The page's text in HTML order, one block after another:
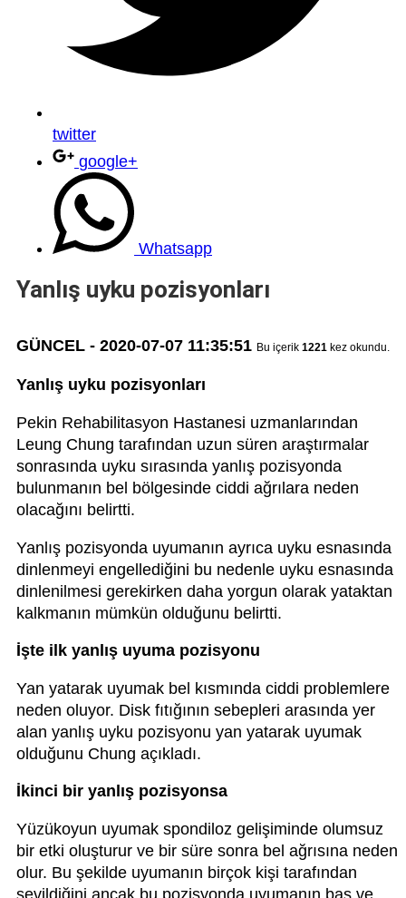
twitter
google+
Whatsapp
Yanlış uyku pozisyonları
GÜNCEL - 2020-07-07 11:35:51 Bu içerik 1221 kez okundu.
Yanlış uyku pozisyonları
Pekin Rehabilitasyon Hastanesi uzmanlarından
Leung Chung tarafından uzun süren araştırmalar
sonrasında uyku sırasında yanlış pozisyonda
bulunmanın bel bölgesinde ciddi ağrılara neden
olacağını belirtti.
Yanlış pozisyonda uyumanın ayrıca uyku esnasında
dinlenmeyi engellediğini bu nedenle uyku esnasında
dinlenilmesi gerekirken daha yorgun olarak yataktan
kalkmanın mümkün olduğunu belirtti.
İşte ilk yanlış uyuma pozisyonu
Yan yatarak uyumak bel kısmında ciddi problemlere
neden oluyor. Disk fıtığının sebepleri arasında yer
alan yanlış uyku pozisyonu yan yatarak uyumak
olduğunu Chung açıkladı.
İkinci bir yanlış pozisyonsa
Yüzükoyun uyumak spondiloz gelişiminde olumsuz
bir etki oluşturur ve bir süre sonra bel ağrısına neden
olur. Bu şekilde uyumanın birçok kişi tarafından
sevildiğini ancak bu pozisyonda uyumanın baş ve